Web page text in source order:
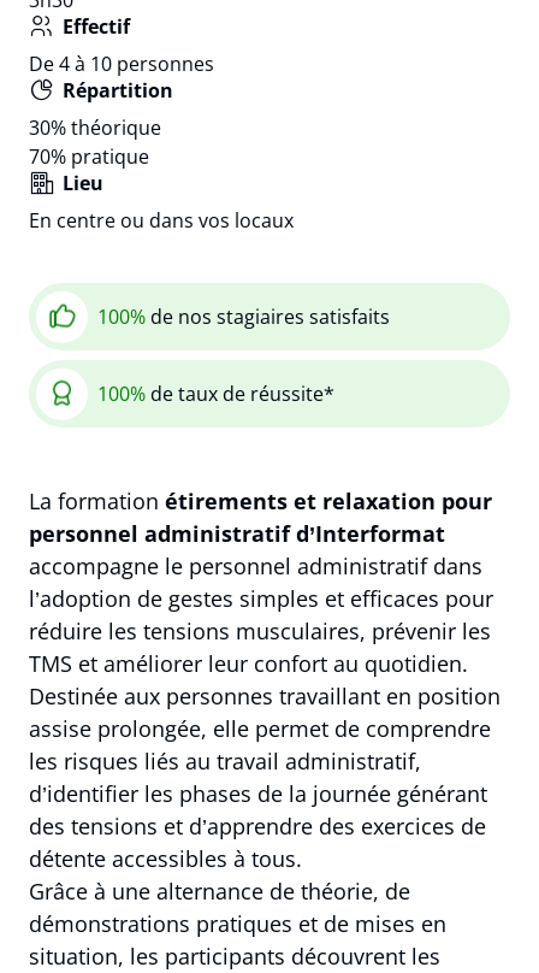
Effectif
De 4 à 10 personnes
Répartition
30%théorique
70% pratique
Lieu
En centre ou dans vos locaux
100%de nos stagiaires satisfaits
100%de taux de réussite*
La formation étirements et relaxation pour
personnel administratif d’Interformat
accompagne le personnel administratif dans
l’adoption de gestes simples et efficaces pour
réduire les tensions musculaires, prévenir les
TMS et améliorer leur confort au quotidien.
Destinée aux personnes travaillant en position
assise prolongée, elle permet de comprendre
les risques liés au travail administratif,
d’identifier les phases de la journée générant
des tensions et d’apprendre des exercices de
détente accessibles à tous.
Grâce à une alternance de théorie, de
démonstrations pratiques et de mises en
situation, les participants découvrent les